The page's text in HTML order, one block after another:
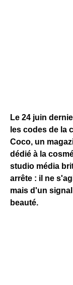
Le 24 juin
les codes de la
Coco, un
dédié à la
studio média
arrête : il ne
mais d'un
beauté.